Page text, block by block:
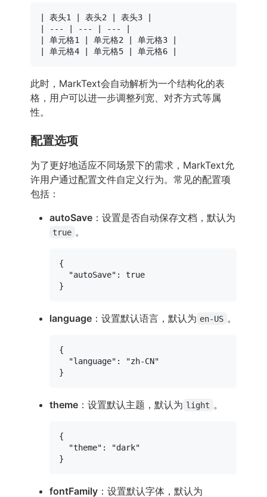
| 表头1 | 表头2 | 表头3 |
| --- | --- | --- |
| 单元格1 | 单元格2 | 单元格3 |
此时，MarkText会自动解析为一个结构化的表
格，用户可以进一步调整列宽、对齐方式等属
性。
配置选项
为了更好地适应不同场景下的需求，MarkText允
许用户通过配置文件自定义行为。常见的配置项
包括：
autoSave ：设置是否自动保存文档，默认为
true 。
{
"autoSave" :
true
}
language ：设置默认语言，默认为 en-US 。
{
"language" :
"zh-CN"
}
theme ：设置默认主题，默认为 light 。
{
"theme" :
"dark"
}
fontFamily ：设置默认字体，默认为